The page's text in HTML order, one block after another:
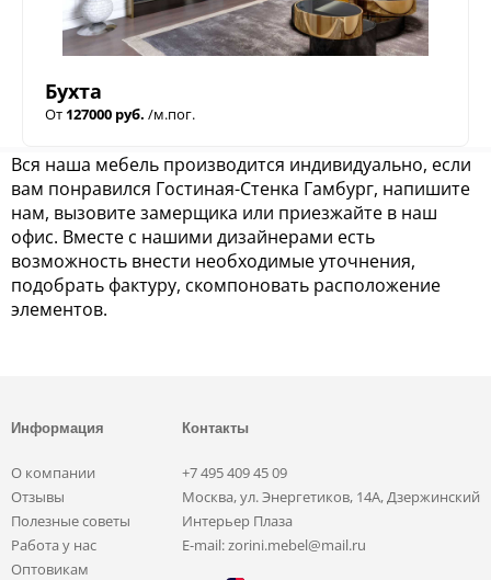
Бухта
От 127000 руб. /м.пог.
Вся наша мебель производится индивидуально, если
вам понравился Гостиная-Стенка Гамбург, напишите
нам, вызовите замерщика или приезжайте в наш
офис. Вместе с нашими дизайнерами есть
возможность внести необходимые уточнения,
подобрать фактуру, скомпоновать расположение
элементов.
Информация
О компании
Отзывы
Полезные советы
Работа у нас
Оптовикам
Контакты
+7 495 409 45 09
Москва, ул. Энергетиков, 14А, Дзержинский
Интерьер Плаза
E-mail: zorini.mebel@mail.ru